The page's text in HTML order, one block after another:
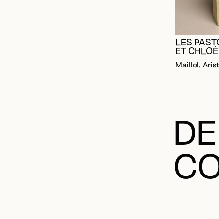
LES
ET CHLOÉ
Maillol,